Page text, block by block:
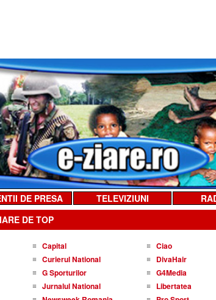
DE PRESA TELEVIZIUNI
DE TOP
Capital
Ciao
Curierul National
DivaHair
G Sporturilor
G4Media
Jurnalul National
Libertatea